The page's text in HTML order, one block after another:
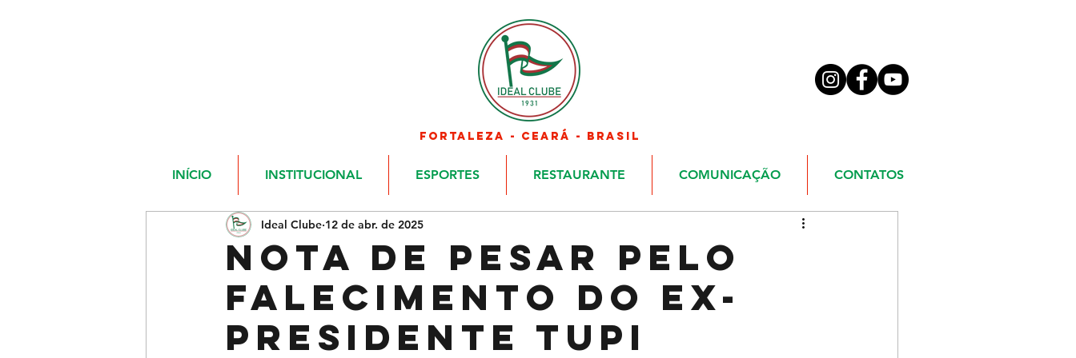
FORTALEZA - CEARÁ - BRASIL
INÍCIO INSTITUCIONAL ESPORTES RESTAURANTE COMUNICAÇÃO CONTATOS
NOTA DE PESAR PELO
FALECIMENTO DO EX-
PRESIDENTE TUPI
Ideal Clube 12 de abr. de 2025